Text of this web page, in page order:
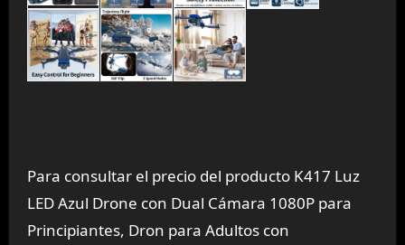
Para consultar el precio del producto K417 Luz
LED Azul Drone con Dual Cámara 1080P para
Principiantes, Dron para Adultos con